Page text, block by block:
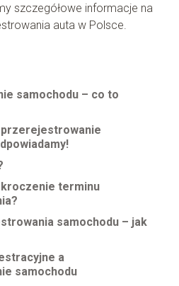
szczegółowe informacje na
auta w Polsce.
samochodu – co to
terminu
samochodu – jak
a
samochodu